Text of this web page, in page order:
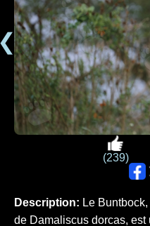
(239)
Description: Le
de Damaliscus dorcas,